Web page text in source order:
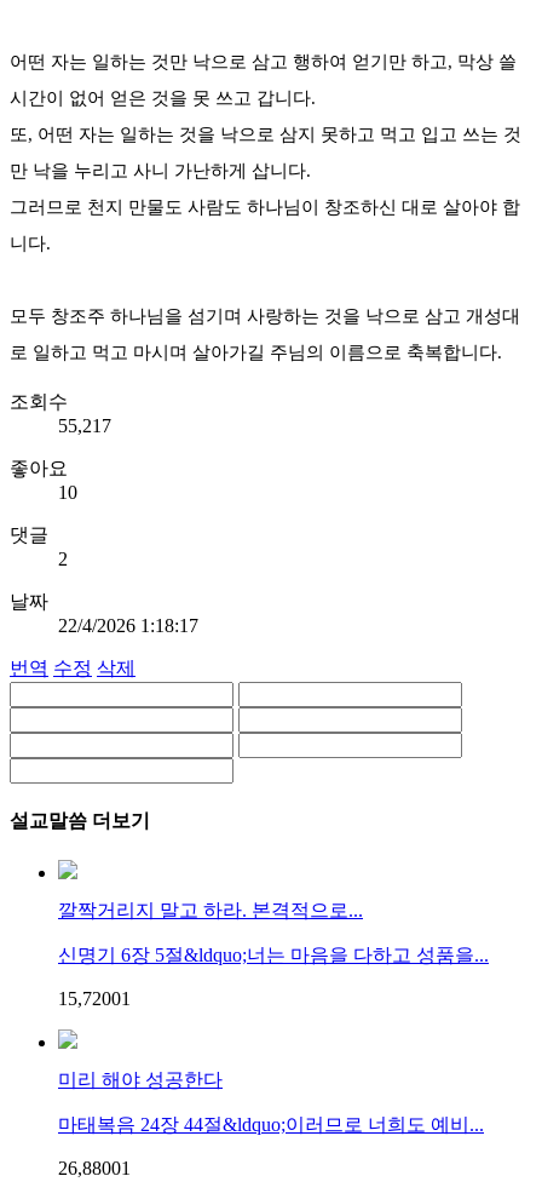
어떤 자는 일하는 것만 낙으로 삼고 행하여 얻기만 하고, 막상 쓸
시간이 없어 얻은 것을 못 쓰고 갑니다.
또, 어떤 자는 일하는 것을 낙으로 삼지 못하고 먹고 입고 쓰는 것
만 낙을 누리고 사니 가난하게 삽니다.
그러므로 천지 만물도 사람도 하나님이 창조하신 대로 살아야 합
니다.
모두 창조주 하나님을 섬기며 사랑하는 것을 낙으로 삼고 개성대
로 일하고 먹고 마시며 살아가길 주님의 이름으로 축복합니다.
조회수
55,217
좋아요
10
댓글
2
날짜
22/4/2026 1:18:17
번역 수정 삭제
설교말씀 더보기
깔짝거리지 말고 하라. 본격적으로...
신명기 6장 5절&ldquo;너는 마음을 다하고 성품을...
15,72001
미리 해야 성공한다
마태복음 24장 44절&ldquo;이러므로 너희도 예비...
26,88001